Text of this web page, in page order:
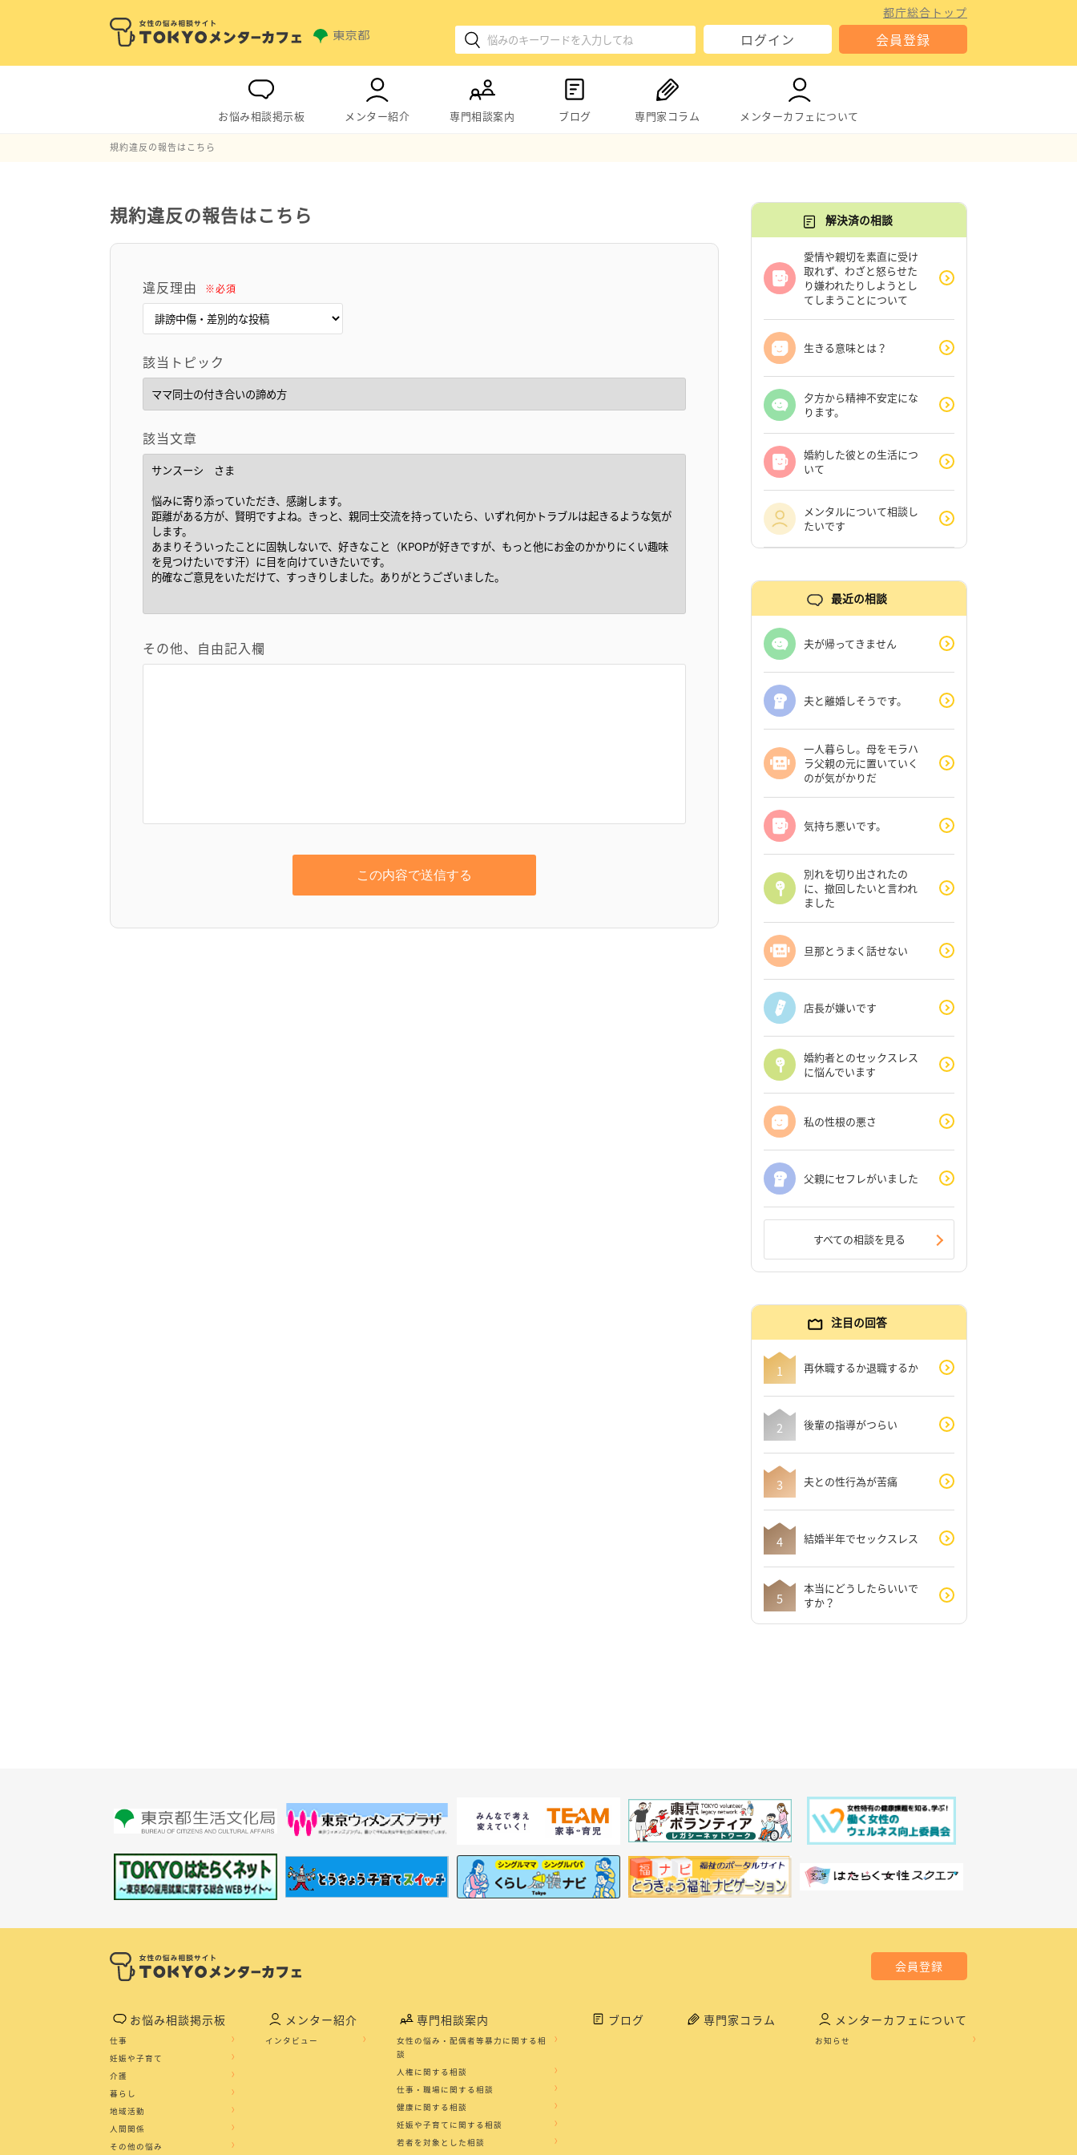
都庁総合トップ
ログイン 会員登録
お悩み相談掲示板 メンター紹介 専門相談案内 ブログ 専門家コラム メンターカフェについて
規約違反の報告はこちら
規約違反の報告はこちら
違反理由 ※必須
該当トピック
該当文章
その他、自由記入欄
この内容で送信する
解決済の相談
愛情や親切を素直に受け
取れず、わざと怒らせた
り嫌われたりしようとし
てしまうことについて
生きる意味とは？
夕方から精神不安定にな
ります。
婚約した彼との生活につ
いて
メンタルについて相談し
たいです
最近の相談
夫が帰ってきません
夫と離婚しそうです。
一人暮らし。母をモラハ
ラ父親の元に置いていく
のが気がかりだ
気持ち悪いです。
別れを切り出されたの
に、撤回したいと言われ
ました
旦那とうまく話せない
店長が嫌いです
婚約者とのセックスレス
に悩んでいます
私の性根の悪さ
父親にセフレがいました
すべての相談を見る
注目の回答
再休職するか退職するか
後輩の指導がつらい
夫との性行為が苦痛
結婚半年でセックスレス
本当にどうしたらいいで
すか？
会員登録
お悩み相談掲示板
仕事
妊娠や子育て
介護
暮らし
地域活動
人間関係
その他の悩み
メンター紹介
インタビュー
専門相談案内
女性の悩み・配偶者等暴力に関する相
談
人権に関する相談
仕事・職場に関する相談
健康に関する相談
妊娠や子育てに関する相談
若者を対象とした相談
ブログ 専門家コラム メンターカフェについて
お知らせ